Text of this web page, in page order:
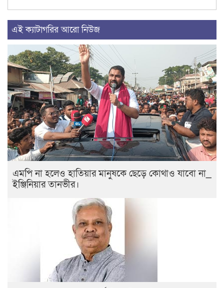
এই ক্যাটাগরির আরো নিউজ
এমপি না হলেও হাতিয়ার মানুষকে ছেড়ে কোথাও যাবো না_
ইঞ্জিনিয়ার তানভীর।